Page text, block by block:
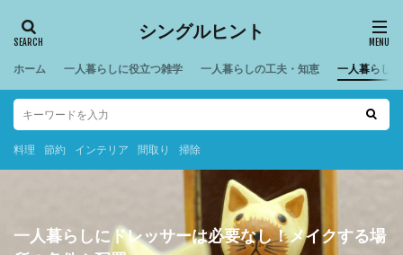
シングルヒント
ホーム 一人暮らしに役立つ雑学 一人暮らしの工夫・知恵 一人暮らし
料理 節約 インテリア 間取り 掃除
一人暮らしにドレッサーは必要なし！メイクする場